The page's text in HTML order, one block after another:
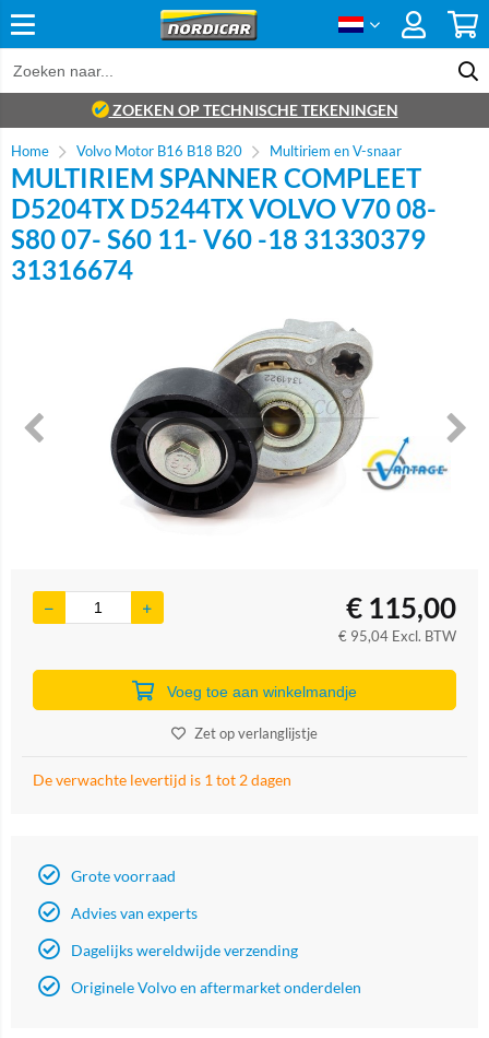
ZOEKEN OP TECHNISCHE TEKENINGEN
Home Volvo Motor B16 B18 B20 Multiriem en V-snaar
MULTIRIEM SPANNER COMPLEET
D5204TX D5244TX VOLVO V70 08-
S80 07- S60 11- V60 -18 31330379
31316674
Brand
€ 115,00
€ 95,04 Excl. BTW
Voeg toe aan winkelmandje
Zet op verlanglijstje
De verwachte levertijd is 1 tot 2 dagen
Grote voorraad
Advies van experts
Dagelijks wereldwijde verzending
Originele Volvo en aftermarket onderdelen